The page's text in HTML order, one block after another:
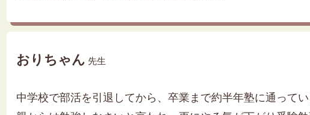
おりちゃん 先生
中学校で部活を引退してから、卒業まで約半年塾に通って